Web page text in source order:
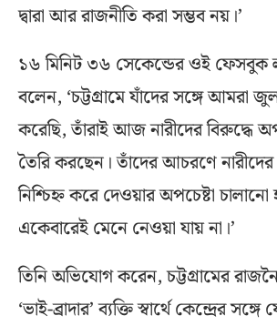
দ্বারা আর রাজনীতি করা সম্ভব নয়।’
১৬ মিনিট ৩৬ সেকেন্ডের ওই ফেসবুক
বলেন, ‘চট্টগ্রামে যাঁদের সঙ্গে আমরা
করেছি, তাঁরাই আজ নারীদের বিরুদ্ধে
তৈরি করছেন। তাঁদের আচরণে
নিশ্চিহ্ন করে দেওয়ার অপচেষ্টা
একেবারেই মেনে নেওয়া যায় না।’
তিনি অভিযোগ করেন, চট্টগ্রামের
‘ভাই-ব্রাদার’ ব্যক্তি স্বার্থে কেন্দ্রের